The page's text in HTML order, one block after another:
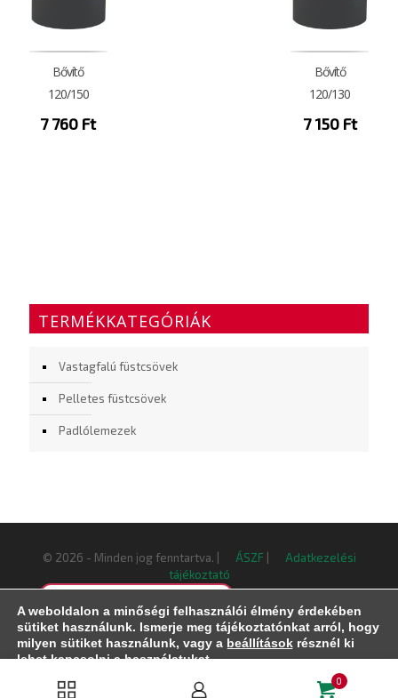
Bővítő
120/150
7 760 Ft
Bővítő
120/130
7 150 Ft
TERMÉKKATEGÓRIÁK
Vastagfalú füstcsövek
Pelletes füstcsövek
Padlólemezek
© 2026 - Minden jog fenntartva. | ÁSZF
Adatkezelési
tájékoztató
Elállás a szerződéstől
0
A weboldalon a minőségi felhasználói élmény érdekében
sütiket használunk. Ismerje meg tájékoztatónkat arról, hogy
milyen sütiket használunk, vagy a beállítások résznél ki
lehet kapcsolni a használatukat.
Elfogad